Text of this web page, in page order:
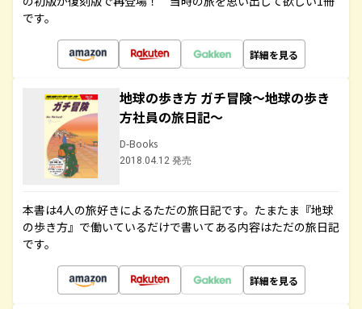
です。
詳細を見る
地球の歩き方 ガチ冒険～地球の歩き
方社員の旅日記～
D-Books
2018.04.12 発売
本書は4人の旅好きによるただの旅日記です。たまたま『地球
の歩き方』で働いているだけで書いてある内容はただの旅日記
です。
詳細を見る